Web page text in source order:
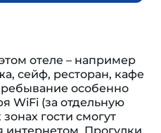
отеле – например
сейф, ресторан, кафе
особенно
WiFi (за отдельную
гости смогут